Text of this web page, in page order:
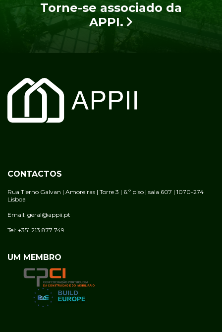
Torne-se associado da
APPI.
CONTACTOS
Rua Tierno Galvan | Amoreiras | Torre 3 | 6.º piso | sala 607 | 1070-274
Lisboa
Email: geral@appii.pt
Tel: +351 213 877 749
UM MEMBRO